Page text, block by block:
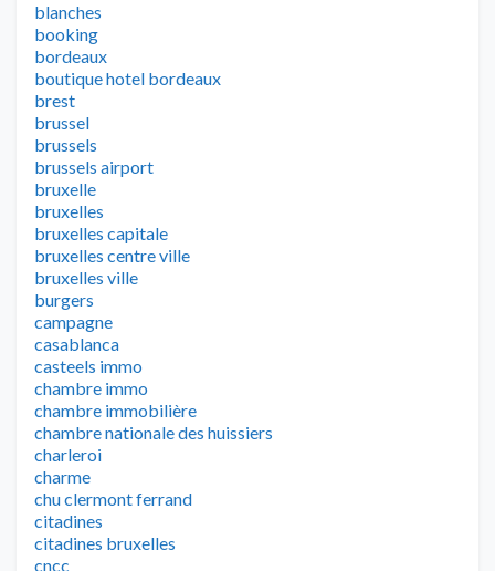
blanches
booking
bordeaux
boutique hotel bordeaux
brest
brussel
brussels
brussels airport
bruxelle
bruxelles
bruxelles capitale
bruxelles centre ville
bruxelles ville
burgers
campagne
casablanca
casteels immo
chambre immo
chambre immobilière
chambre nationale des huissiers
charleroi
charme
chu clermont ferrand
citadines
citadines bruxelles
cncc